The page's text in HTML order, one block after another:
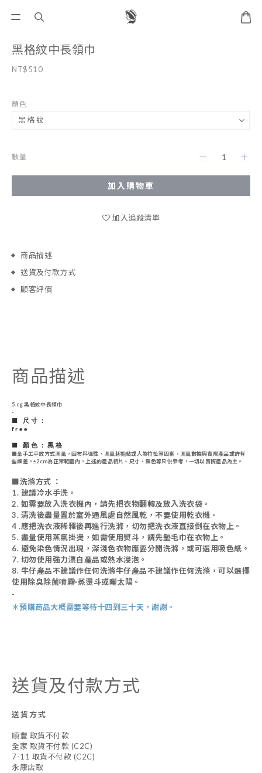
黑格紋中長領巾
NT$510
顏色
數量
加入購物車
加入追蹤清單
商品描述
送貨及付款方式
顧客評價
商品描述
5.cg 黑格紋中長領巾
-
■ 尺寸：
free
■ 顏色：黑格
■全手工平放方式測量，因布料彈性、測量起始點或人為拉扯等因素，測量數據與實際產品或許有
些誤差，±2cm為正常範圍內， 上述的產品相片、尺寸、顏色等只供參考，一切以實際產品為主。
■洗滌方式 ：
1. 建議冷水手洗。
2. 如需要放入洗衣機內，請先把衣物翻轉及放入洗衣袋。
3. 清洗後盡量置於室外通風處自然風乾，不要使用乾衣機。
4 .應把洗衣液稀釋後再進行洗滌，切勿把洗衣液直接倒在衣物上。
5. 盡量使用蒸氣掛燙，如需使用熨斗，請先墊毛巾在衣物上。
6. 避免染色情況出現，深淺色衣物應要分開洗滌，或可選用吸色紙。
7. 切勿使用強力漂白產品或熱水浸泡。
8. 牛仔產品不建議作任何洗滌牛仔產品不建議作任何洗滌，可以選擇
使用除臭除菌噴霧·蒸燙斗或曬太陽。
-
＊預購商品大概需要等待十四到三十天，謝謝。
送貨及付款方式
送貨方式
順豐 取貨不付款
全家 取貨不付款 (C2C)
7-11 取貨不付款 (C2C)
永康店取